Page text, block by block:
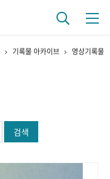
연구자들
기록물 아카이브 영상기록물
검색